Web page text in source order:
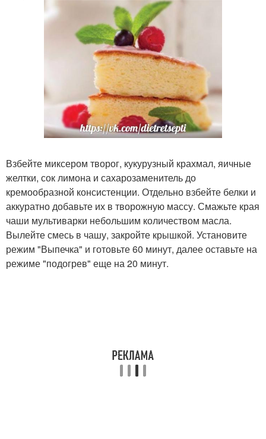
Взбейте миксером творог, кукурузный крахмал, яичные
желтки, сок лимона и сахарозаменитель до
кремообразной консистенции. Отдельно взбейте белки и
аккуратно добавьте их в творожную массу. Смажьте края
чаши мультиварки небольшим количеством масла.
Вылейте смесь в чашу, закройте крышкой. Установите
режим "Выпечка" и готовьте 60 минут, далее оставьте на
режиме "подогрев" еще на 20 минут.